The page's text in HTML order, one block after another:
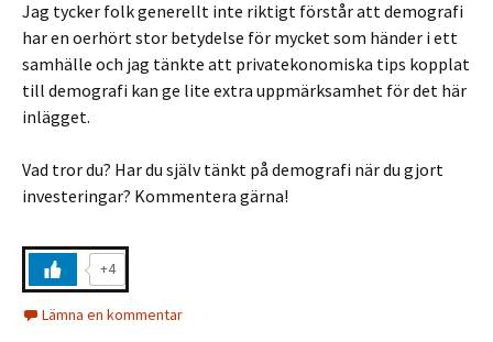
Jag tycker folk generellt inte riktigt förstår att demografi
har en oerhört stor betydelse för mycket som händer i ett
samhälle och jag tänkte att privatekonomiska tips kopplat
till demografi kan ge lite extra uppmärksamhet för det här
inlägget.
Vad tror du? Har du själv tänkt på demografi när du gjort
investeringar? Kommentera gärna!
+4
Lämna en kommentar